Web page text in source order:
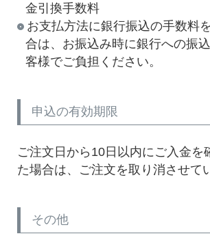
金引換手数料
お支払方法に銀行振込の手数料
合は、お振込み時に銀行への振
客様でご負担ください。
申込の有効期限
ご注文日から10日以内にご入金を
た場合は、ご注文を取り消させて
その他